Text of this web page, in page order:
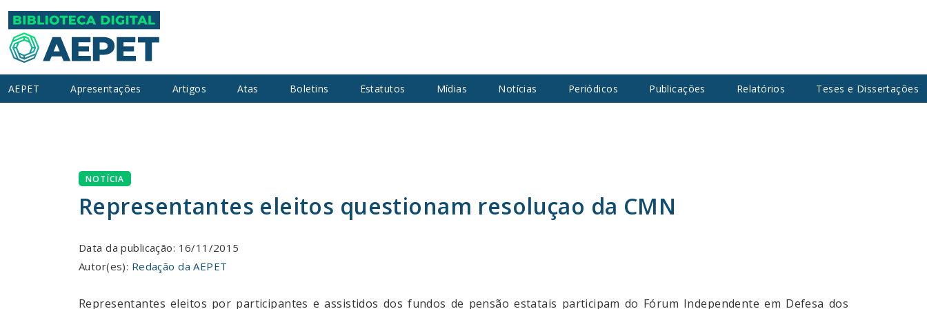
AEPET Apresentações Artigos Atas Boletins Estatutos Mídias Notícias Periódicos Publicações Relatórios Teses e Dissertações
NOTÍCIA
Representantes eleitos questionam resoluçao da CMN
Data da publicação: 16/11/2015
Autor(es): Redação da AEPET
Representantes eleitos por participantes e assistidos dos fundos de pensão estatais participam do Fórum Independente em Defesa dos